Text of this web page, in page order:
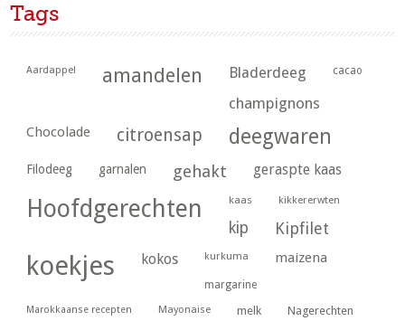
Tags
Aardappel amandelen Bladerdeeg cacao
champignons
Chocolade citroensap deegwaren
Filodeeg garnalen gehakt geraspte kaas
Hoofdgerechten kaas kikkererwten
kip Kipfilet
koekjes kokos kurkuma maizena
margarine
Marokkaanse recepten Mayonaise melk Nagerechten